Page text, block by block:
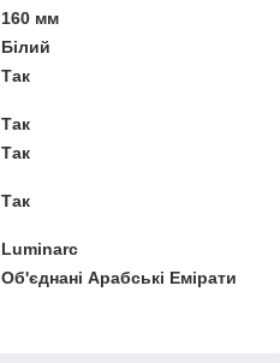
160 мм
Білий
Так
Так
Так
Так
Luminarc
Об'єднані Арабські Емірати